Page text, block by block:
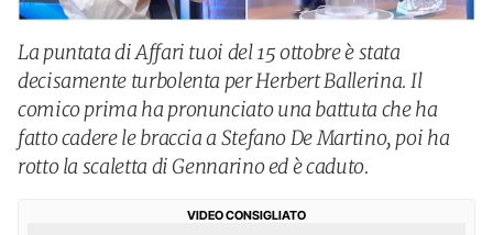
La puntata di Affari tuoi del 15 ottobre è stata
decisamente turbolenta per Herbert Ballerina. Il
comico prima ha pronunciato una battuta che ha
fatto cadere le braccia a Stefano De Martino, poi ha
rotto la scaletta di Gennarino ed è caduto.
VIDEO CONSIGLIATO